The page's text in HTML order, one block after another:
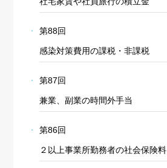
第88回
感染対策費用の課税・非課税
第87回
兼業、副業の時間外手当
第86回
２以上事業所勤務者の社会保険料